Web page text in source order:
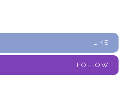
LIKE
FOLLOW